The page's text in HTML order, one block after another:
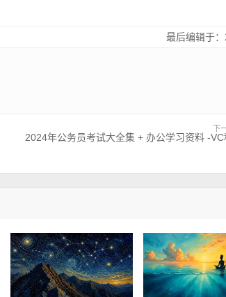
最后编辑于
下
2024年公务员考试大全集 + 办公学习资料 -VC